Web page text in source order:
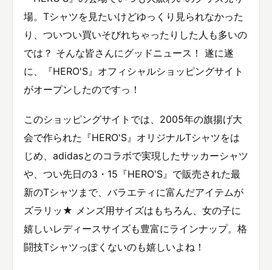
場。Tシャツを見たいけどゆっくり見られなかった
り、ついつい買いそびれちゃったりした人も多いの
では？ そんな皆さんにグッドニュース！ 遂に遂
に、『HERO'S』オフィシャルショッピングサイト
がオープンしたのですっ！
このショッピングサイトでは、2005年の旗揚げ大
会で作られた『HERO'S』オリジナルTシャツをは
じめ、adidasとのコラボで実現したサッカーシャツ
や、つい先日の3・15『HERO'S』で販売された最
新のTシャツまで、バラエティに富んだアイテムが
ズラリッ★ メンズ用サイズはもちろん、女の子に
嬉しいレディースサイズも豊富にラインナップ。格
闘技Tシャツっぽくないのも嬉しいよね！